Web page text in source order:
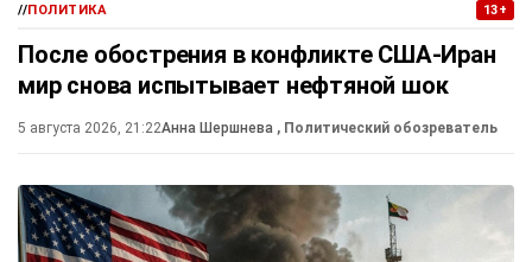
//ПОЛИТИКА 13+
После обострения в конфликте США-Иран
мир снова испытывает нефтяной шок
5 августа 2026, 21:22Анна Шершнева , Политический обозреватель